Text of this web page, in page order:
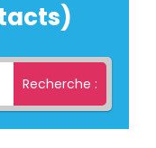
Recherche :